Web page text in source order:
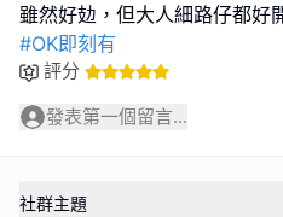
#OK即刻有
評分
發表第一個留言...
社群主題